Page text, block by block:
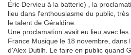
Éric Dervieu à la batterie) , la
lieu dans l'enthousiasme du public,
le talent de Géraldine.
Une proclamation avait eu lieu avec
France Musique le 18 novembre, dans
d'Alex Dutilh. Le faire en public quand